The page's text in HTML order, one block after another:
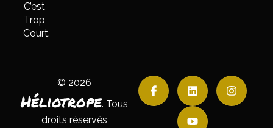
C’est
Trop
Court.
© 2026
Héliotrope. Tous
droits réservés